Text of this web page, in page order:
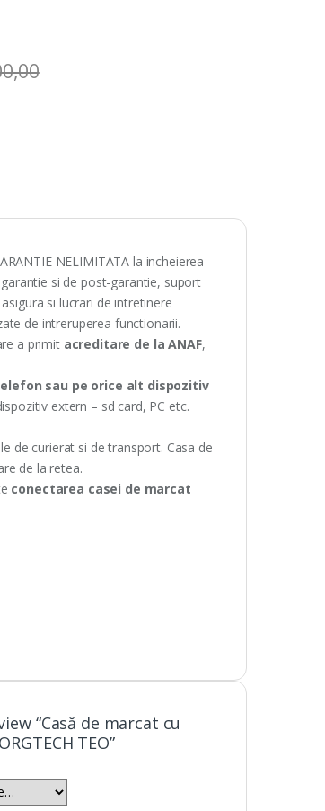
NELIMITATA la incheierea
si de post-garantie, suport
si lucrari de intretinere
de intreruperea functionarii.
a primit acreditare de la ANAF,
sau pe orice alt dispozitiv
extern – sd card, PC etc.
de curierat si de transport. Casa de
de la retea.
conectarea casei de marcat
“Casă de marcat cu
TEO”